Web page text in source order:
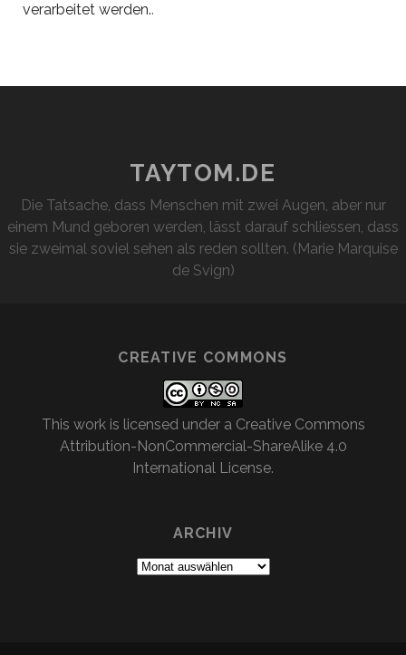
verarbeitet werden..
TAYTOM.DE
Die Tatsache, dass Menschen mit zwei Augen, aber nur
einem Mund geboren werden, lässt darauf schliessen, dass
sie zweimal soviel sehen als reden sollten. (Marie Marquise
de Svign)
CREATIVE COMMONS
This work is licensed under a Creative Commons
Attribution-NonCommercial-ShareAlike 4.0
International License.
ARCHIV
Archiv